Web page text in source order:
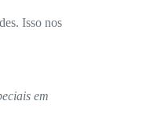
Isso nos
em